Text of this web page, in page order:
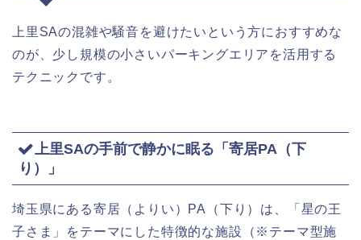
上里SAの混雑や騒音を避けたいという方におすすめな
のが、少し規模の小さいパーキングエリアを活用する
テクニックです。
上里SAの手前で静かに眠る「寄居PA（下
り）」
埼玉県にある寄居（よりい）PA（下り）は、「星の王
子さま」をテーマにした特徴的な施設（※テーマ型施